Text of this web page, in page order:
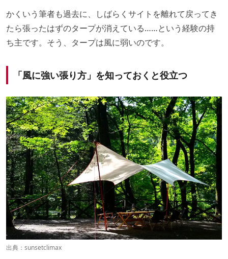
かくいう筆者も過去に、しばらくサイトを離れて戻ってき
たら張ったはずのタープが消えている……という経験の持
ち主です。そう、タープは風に弱いのです。
「風に強い張り方」を知っておくと役立つ
出典： sunsetclimax